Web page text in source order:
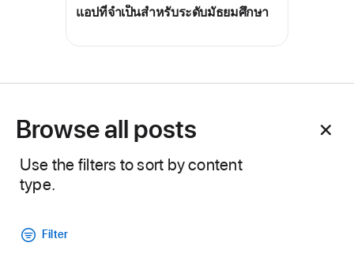
แอปที่จำเป็นสำหรับระดับมัธยมศึกษา
Browse all posts
Use the filters to sort by content
type.
Filter